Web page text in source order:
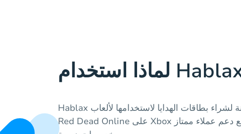
Hablax يقدم خدمة موثوقة وآمنة لشراء بطاقات الهدايا لاستخدامها لألعاب
Red Dead Online على Xbox في المغرب، مع دعم عملاء ممتاز